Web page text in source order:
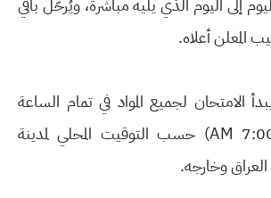
إلى اليوم الذي يليه مباشرة، ويُرحّل باقي
المعلن أعلاه.
الامتحان لجميع المواد في تمام الساعة
السابعة صباحاً (7:00 AM) حسب التوقيت المحلي لمدينة
وخارجه.